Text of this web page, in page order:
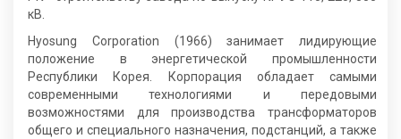
кВ.
Hyosung Сorporation (1966) занимает лидирующие
положение в энергетической промышленности
Республики Корея. Корпорация обладает самыми
современными технологиями и передовыми
возможностями для производства трансформаторов
общего и специального назначения, подстанций, а также